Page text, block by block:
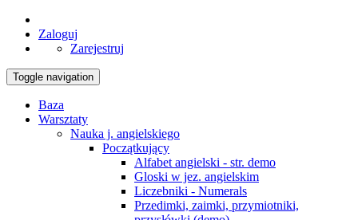
Zaloguj
Zarejestruj
Toggle navigation
Baza
Warsztaty
Nauka j. angielskiego
Początkujący
Alfabet angielski - str. demo
Gloski w jez. angielskim
Liczebniki - Numerals
Przedimki, zaimki, przymiotniki,